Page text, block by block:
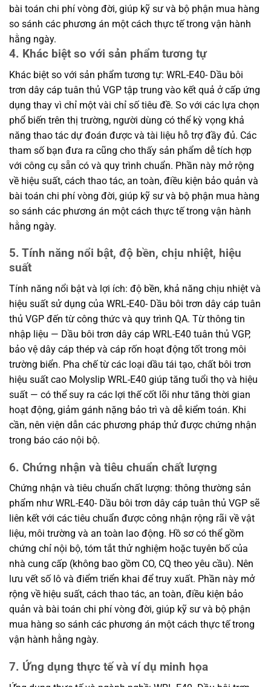
bài toán chi phí vòng đời, giúp kỹ sư và bộ phận mua hàng
so sánh các phương án một cách thực tế trong vận hành
hằng ngày.
4. Khác biệt so với sản phẩm tương tự
Khác biệt so với sản phẩm tương tự: WRL-E40- Dầu bôi
trơn dây cáp tuân thủ VGP tập trung vào kết quả ở cấp ứng
dụng thay vì chỉ một vài chỉ số tiêu đề. So với các lựa chọn
phổ biến trên thị trường, người dùng có thể kỳ vọng khả
năng thao tác dự đoán được và tài liệu hỗ trợ đầy đủ. Các
tham số bạn đưa ra cũng cho thấy sản phẩm dễ tích hợp
với công cụ sẵn có và quy trình chuẩn. Phần này mở rộng
về hiệu suất, cách thao tác, an toàn, điều kiện bảo quản và
bài toán chi phí vòng đời, giúp kỹ sư và bộ phận mua hàng
so sánh các phương án một cách thực tế trong vận hành
hằng ngày.
5. Tính năng nổi bật, độ bền, chịu nhiệt, hiệu
suất
Tính năng nổi bật và lợi ích: độ bền, khả năng chịu nhiệt và
hiệu suất sử dụng của WRL-E40- Dầu bôi trơn dây cáp tuân
thủ VGP đến từ công thức và quy trình QA. Từ thông tin
nhập liệu — Dầu bôi trơn dây cáp WRL-E40 tuân thủ VGP,
bảo vệ dây cáp thép và cáp rốn hoạt động tốt trong môi
trường biển. Pha chế từ các loại dầu tái tạo, chất bôi trơn
hiệu suất cao Molyslip WRL-E40 giúp tăng tuổi thọ và hiệu
suất — có thể suy ra các lợi thế cốt lõi như tăng thời gian
hoạt động, giảm gánh nặng bảo trì và dễ kiểm toán. Khi
cần, nên viện dẫn các phương pháp thử được chứng nhận
trong báo cáo nội bộ.
6. Chứng nhận và tiêu chuẩn chất lượng
Chứng nhận và tiêu chuẩn chất lượng: thông thường sản
phẩm như WRL-E40- Dầu bôi trơn dây cáp tuân thủ VGP sẽ
liên kết với các tiêu chuẩn được công nhận rộng rãi về vật
liệu, môi trường và an toàn lao động. Hồ sơ có thể gồm
chứng chỉ nội bộ, tóm tắt thử nghiệm hoặc tuyên bố của
nhà cung cấp (không bao gồm CO, CQ theo yêu cầu). Nên
lưu vết số lô và điểm triển khai để truy xuất. Phần này mở
rộng về hiệu suất, cách thao tác, an toàn, điều kiện bảo
quản và bài toán chi phí vòng đời, giúp kỹ sư và bộ phận
mua hàng so sánh các phương án một cách thực tế trong
vận hành hằng ngày.
7. Ứng dụng thực tế và ví dụ minh họa